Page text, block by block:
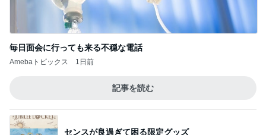
毎日面会に行っても来る不穏な電話
Amebaトピックス 1日前
記事を読む
センスが良過ぎて困る限定グッズ